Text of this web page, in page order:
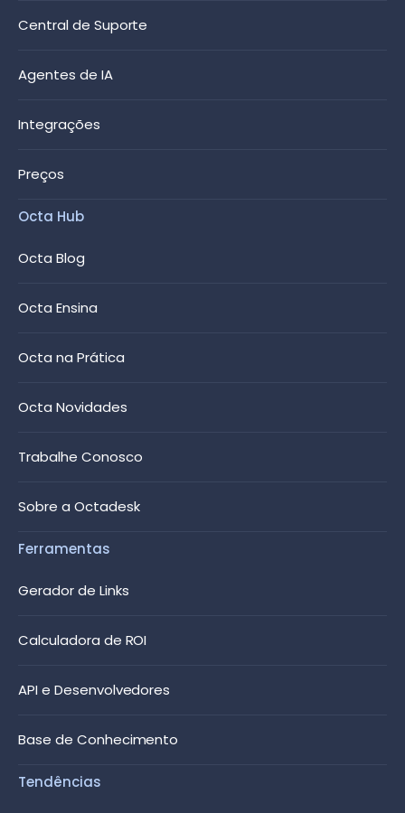
Central de Suporte
Agentes de IA
Integrações
Preços
Octa Hub
Octa Blog
Octa Ensina
Octa na Prática
Octa Novidades
Trabalhe Conosco
Sobre a Octadesk
Ferramentas
Gerador de Links
Calculadora de ROI
API e Desenvolvedores
Base de Conhecimento
Tendências